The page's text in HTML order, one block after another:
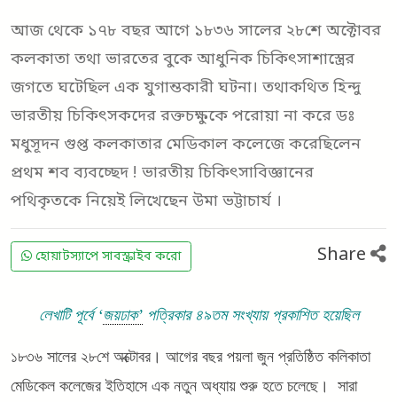
আজ থেকে ১৭৮ বছর আগে ১৮৩৬ সালের ২৮শে অক্টোবর
কলকাতা তথা ভারতের বুকে আধুনিক চিকিৎসাশাস্ত্রের
জগতে ঘটেছিল এক যুগান্তকারী ঘটনা। তথাকথিত হিন্দু
ভারতীয় চিকিৎসকদের রক্তচক্ষুকে পরোয়া না করে ডঃ
মধুসূদন গুপ্ত কলকাতার মেডিকাল কলেজে করেছিলেন
প্রথম শব ব্যবচ্ছেদ ! ভারতীয় চিকিৎসাবিজ্ঞানের
পথিকৃতকে নিয়েই লিখেছেন উমা ভট্টাচার্য ।
হোয়াটস্যাপে সাবস্ক্রাইব করো Share
লেখাটি পূর্বে ‘জয়ঢাক’পত্রিকার ৪৯তম সংখ্যায় প্রকাশিত হয়েছিল
১৮৩৬ সালের ২৮শে অক্টোবর। আগের বছর পয়লা জুন প্রতিষ্ঠিত কলিকাতা
মেডিকেল কলেজের ইতিহাসে এক নতুন অধ্যায় শুরু হতে চলেছে। সারা